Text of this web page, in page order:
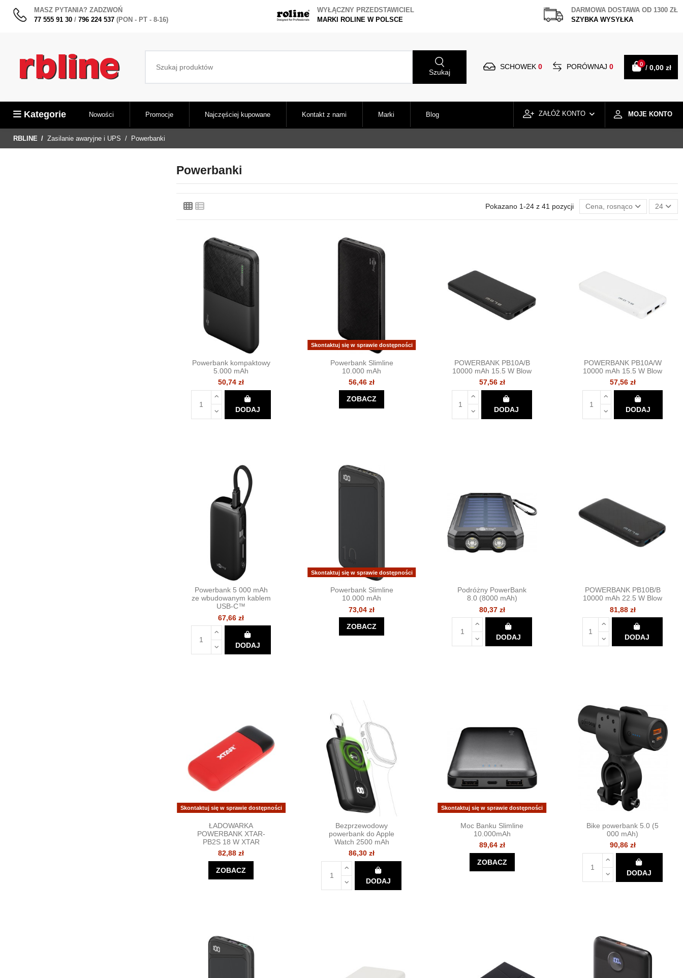
MASZ PYTANIA? ZADZWOŃ
77 555 91 30/ 796 224 537 (PON - PT - 8-16)
WYŁĄCZNY PRZEDSTAWICIEL
MARKI ROLINE W POLSCE
DARMOWA DOSTAWA OD 1300 ZŁ
SZYBKA WYSYŁKA
Szukaj
SCHOWEK 0 PORÓWNAJ 0 0 / 0,00 zł
Kategorie Nowości Promocje Najczęściej kupowane Kontakt z nami Marki Blog MOJE KONTO
ZAŁÓŻ KONTO
RBLINE Zasilanie awaryjne i UPS Powerbanki
Powerbanki
Pokazano 1-24 z 41 pozycji Cena, rosnąco 24
Powerbank kompaktowy
5.000 mAh
50,74 zł
DODAJ
Skontaktuj się w sprawie dostępności
Powerbank Slimline
10.000 mAh
56,46 zł
ZOBACZ
POWERBANK PB10A/B
10000 mAh 15.5 W Blow
57,56 zł
DODAJ
POWERBANK PB10A/W
10000 mAh 15.5 W Blow
57,56 zł
DODAJ
Powerbank 5 000 mAh
ze wbudowanym kablem
USB-C™
67,66 zł
DODAJ
Skontaktuj się w sprawie dostępności
Powerbank Slimline
10.000 mAh
73,04 zł
ZOBACZ
Podróżny PowerBank
8.0 (8000 mAh)
80,37 zł
DODAJ
POWERBANK PB10B/B
10000 mAh 22.5 W Blow
81,88 zł
DODAJ
Skontaktuj się w sprawie dostępności
ŁADOWARKA
POWERBANK XTAR-
PB2S 18 W XTAR
82,88 zł
ZOBACZ
Bezprzewodowy
powerbank do Apple
Watch 2500 mAh
86,30 zł
DODAJ
Skontaktuj się w sprawie dostępności
Moc Banku Slimline
10.000mAh
89,64 zł
ZOBACZ
Bike powerbank 5.0 (5
000 mAh)
90,86 zł
DODAJ